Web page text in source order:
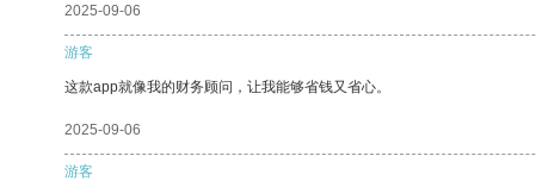
2025-09-06
游客
这款app就像我的财务顾问，让我能够省钱又省心。
2025-09-06
游客